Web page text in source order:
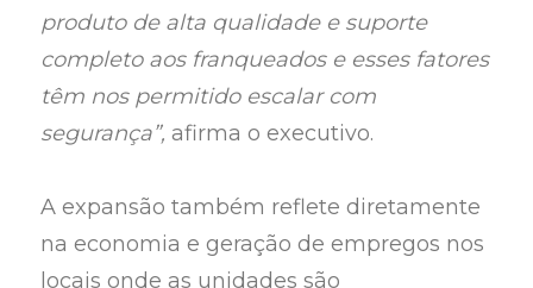
produto de alta qualidade e suporte
completo aos franqueados e esses fatores
têm nos permitido escalar com
segurança”, afirma o executivo.
A expansão também reflete diretamente
na economia e geração de empregos nos
locais onde as unidades são